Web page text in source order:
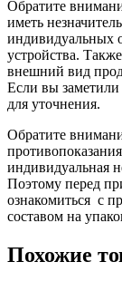
Обратите
иметь
индивидуальных
устройства.
внешний вид
Если вы
для уточнения.
Обратите
индивидуальная
Поэтому перед
ознакомиться с
составом на
Похожие